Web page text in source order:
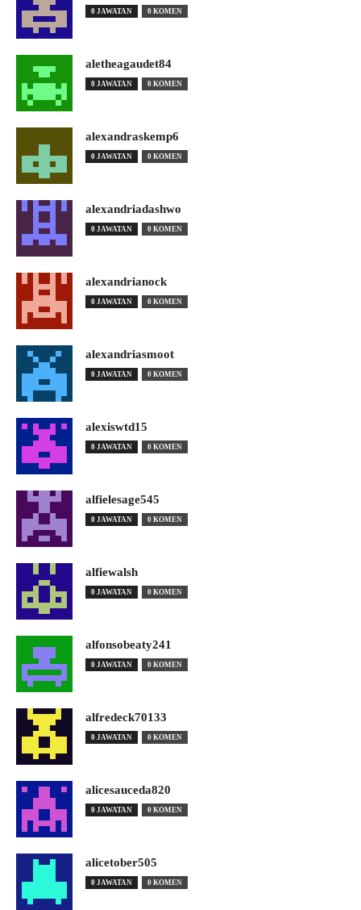
0 JAWATAN 0 KOMEN
aletheagaudet84
0 JAWATAN 0 KOMEN
alexandraskemp6
0 JAWATAN 0 KOMEN
alexandriadashwo
0 JAWATAN 0 KOMEN
alexandrianock
0 JAWATAN 0 KOMEN
alexandriasmoot
0 JAWATAN 0 KOMEN
alexiswtd15
0 JAWATAN 0 KOMEN
alfielesage545
0 JAWATAN 0 KOMEN
alfiewalsh
0 JAWATAN 0 KOMEN
alfonsobeaty241
0 JAWATAN 0 KOMEN
alfredeck70133
0 JAWATAN 0 KOMEN
alicesauceda820
0 JAWATAN 0 KOMEN
alicetober505
0 JAWATAN 0 KOMEN